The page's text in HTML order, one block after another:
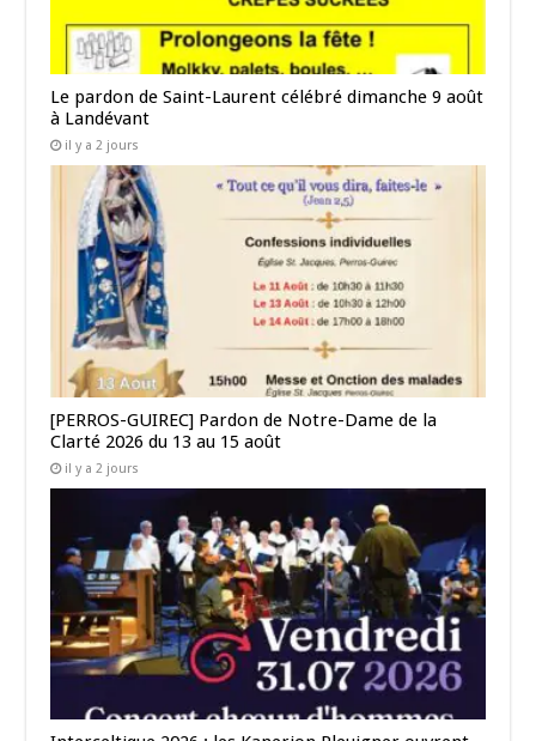
Le pardon de Saint-Laurent célébré dimanche 9 août
à Landévant
il y a 2 jours
[PERROS-GUIREC] Pardon de Notre-Dame de la
Clarté 2026 du 13 au 15 août
il y a 2 jours